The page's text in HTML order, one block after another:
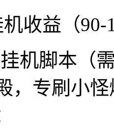
收益（90-
机脚本（
，专刷小